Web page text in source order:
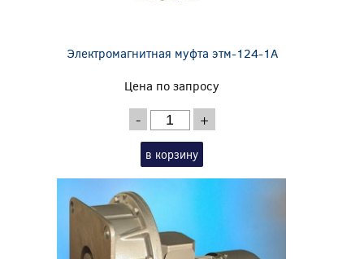
Электромагнитная муфта этм-124-1А
Цена по запросу
- +
в корзину